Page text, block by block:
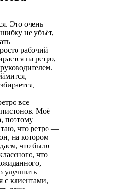
Это очень
не убъёт,
рабочий
на ретро,
все
пистонов. Моё
поэтому
что ретро ―
на котором
что было
что
улучшить.
с клиентами,